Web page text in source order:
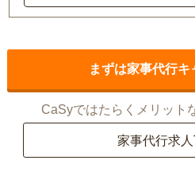
まずは家事代行
CaSyではたらくメリット
家事代行求